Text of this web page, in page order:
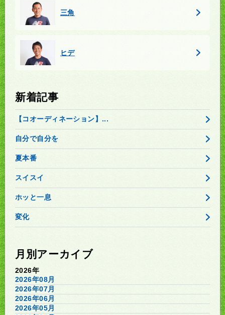
三角
ヒデ
新着記事
【コオーディネーション】...
自分で自分を
夏本番
スイスイ
ホッと一息
変化
月別アーカイブ
2026年
2026年08月
2026年07月
2026年06月
2026年05月